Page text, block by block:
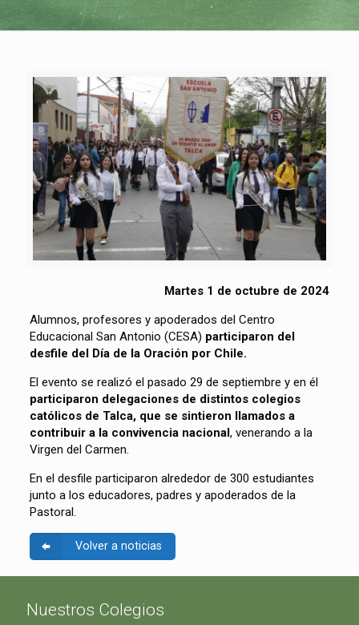
Martes 1 de octubre de 2024
Alumnos, profesores y apoderados del Centro
Educacional San Antonio (CESA) participaron del
desfile del Día de la Oración por Chile.
El evento se realizó el pasado 29 de septiembre y en él
participaron delegaciones de distintos colegios
católicos de Talca, que se sintieron llamados a
contribuir a la convivencia nacional, venerando a la
Virgen del Carmen.
En el desfile participaron alrededor de 300 estudiantes
junto a los educadores, padres y apoderados de la
Pastoral.
Volver a noticias
Nuestros Colegios